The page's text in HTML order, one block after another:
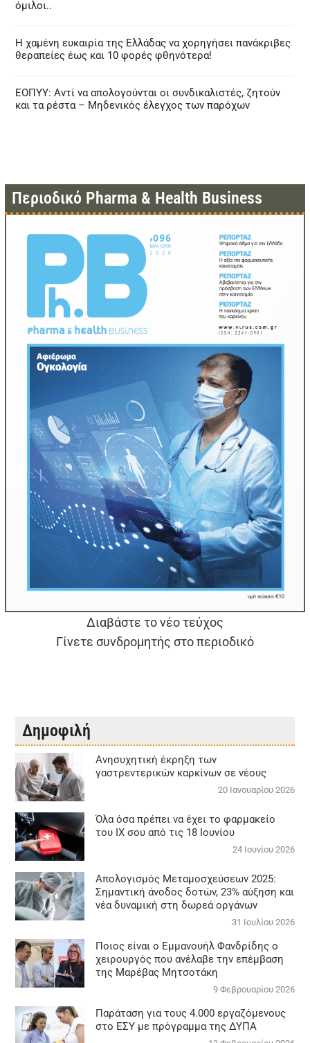
όμιλοι..
Η χαμένη ευκαιρία της Ελλάδας να χορηγήσει πανάκριβες
θεραπείες έως και 10 φορές φθηνότερα!
ΕΟΠΥΥ: Αντί να απολογούνται οι συνδικαλιστές, ζητούν
και τα ρέστα – Μηδενικός έλεγχος των παρόχων
Περιοδικό Pharma & Health Business
Διαβάστε το νέο τεύχος
Γίνετε συνδρομητής στο περιοδικό
Δημοφιλή
Aνησυχητική έκρηξη των
γαστρεντερικών καρκίνων σε νέους
20 Ιανουαρίου 2026
Όλα όσα πρέπει να έχει το φαρμακείο
του ΙΧ σου από τις 18 Ιουνίου
24 Ιουνίου 2026
Απολογισμός Μεταμοσχεύσεων 2025:
Σημαντική άνοδος δοτών, 23% αύξηση και
νέα δυναμική στη δωρεά οργάνων
31 Ιουλίου 2026
Ποιος είναι ο Εμμανουήλ Φανδρίδης ο
χειρουργός που ανέλαβε την επέμβαση
της Μαρέβας Μητσοτάκη
9 Φεβρουαρίου 2026
Παράταση για τους 4.000 εργαζόμενους
στο ΕΣΥ με πρόγραμμα της ΔΥΠΑ